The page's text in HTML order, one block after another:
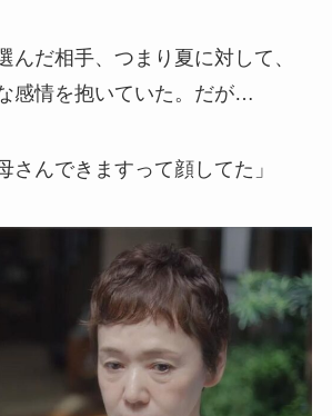
んだ相手、つまり夏に対して、
感情を抱いていた。だが…
さんできますって顔してた」